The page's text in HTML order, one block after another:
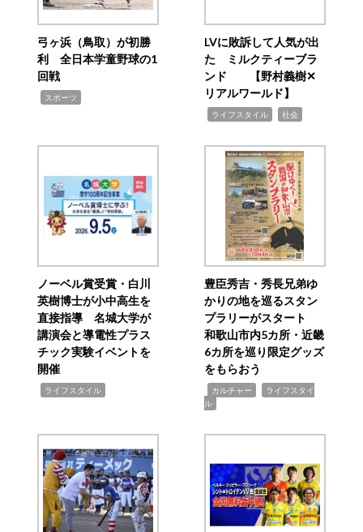
弓ヶ浜（鳥取）が初勝
利 全日本学童野球の1
回戦
スポーツ
LVに敗訴して人気が出
た ミルクティーブラ
ンド 【野村義樹✕
リアルワールド】
ライフスタイル 社会
ノーベル賞受賞・白川
英樹博士が小中高生を
直接指導 名城大学が
講演会と導電性プラス
チック実験イベントを
開催
ライフスタイル
豊臣秀吉・秀長兄弟ゆ
かりの地を巡るスタン
プラリーがスタート
和歌山市内5カ所・近畿
6カ所を巡り限定グッズ
をもらおう
カルチャー
ライフスタイ
ル